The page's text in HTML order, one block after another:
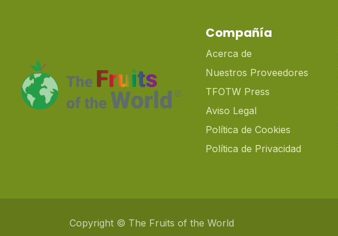
Compañía
Acerca de
Nuestros Proveedores
TFOTW Press
Aviso Legal
Política de Cookies
Política de Privacidad
Copyright © The Fruits of the World